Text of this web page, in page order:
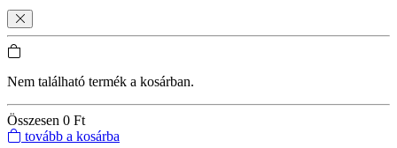
Nem található termék a kosárban.
Összesen 0 Ft
tovább a kosárba